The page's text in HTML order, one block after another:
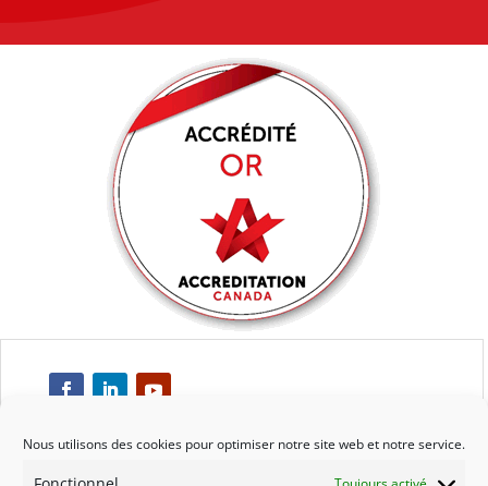
Nous utilisons des cookies pour optimiser notre site web et notre service.